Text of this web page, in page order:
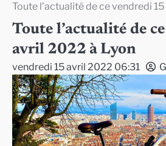
Toute l’actualité de ce vendredi
Toute l’actualité de
avril 2022 à Lyon
vendredi 15 avril 2022 06:31